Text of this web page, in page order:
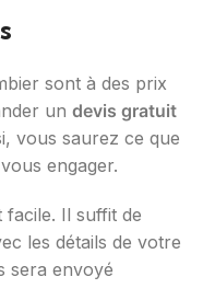
sont à des prix
un devis gratuit
vous saurez ce que
engager.
facile. Il suffit de
les détails de votre
sera envoyé